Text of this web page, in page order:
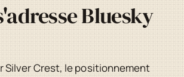
Bluesky
Silver Crest, le positionnement